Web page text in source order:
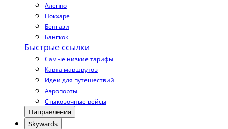
Алеппо
Покхаре
Бенгази
Бангкок
Быстрые ссылки
Самые низкие тарифы
Карта маршрутов
Идеи для путешествий
Аэропорты
Стыковочные рейсы
Направления
Skywards